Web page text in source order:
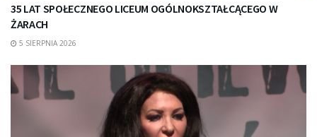
35 LAT SPOŁECZNEGO LICEUM OGÓLNOKSZTAŁCĄCEGO W
ŻARACH
5 SIERPNIA 2026